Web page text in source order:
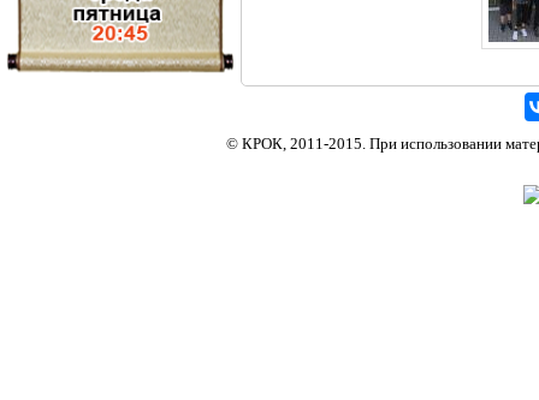
© КРОК, 2011-2015. При использовании